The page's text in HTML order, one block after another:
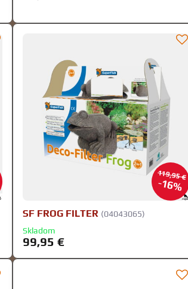
119,95 €
16%
SF FROG FILTER (04043065)
Skladom
99,95 €